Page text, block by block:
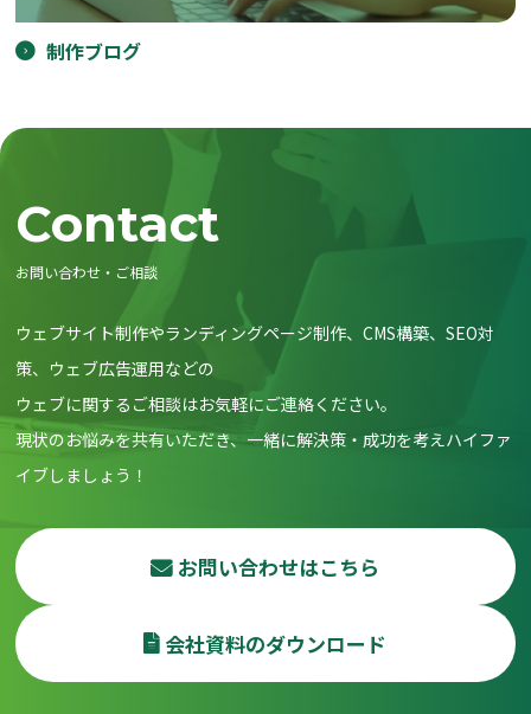
制作ブログ
Contact
お問い合わせ・ご相談
ウェブサイト制作やランディングページ制作、CMS構築、SEO対
策、ウェブ広告運用などの
ウェブに関するご相談はお気軽にご連絡ください。
現状のお悩みを共有いただき、一緒に解決策・成功を考えハイファ
イブしましょう！
お問い合わせはこちら
会社資料のダウンロード